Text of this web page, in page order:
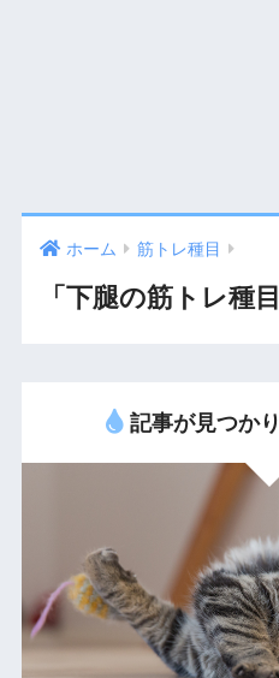
ホーム 筋トレ種目
「下腿の筋トレ種
記事が見つか